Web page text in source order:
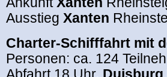
Ausstieg Xanten
Charter-Schifffahrt mit
Personen: ca. 124